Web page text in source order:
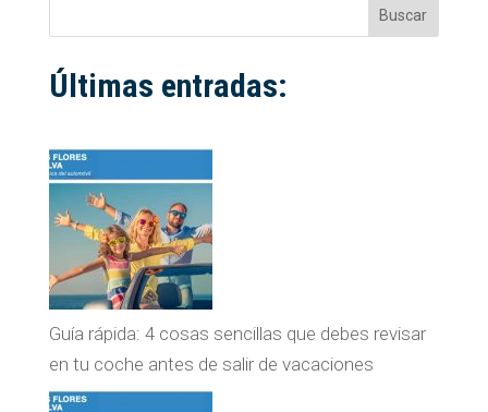
Buscar
Últimas entradas:
Guía rápida: 4 cosas sencillas que debes revisar
en tu coche antes de salir de vacaciones